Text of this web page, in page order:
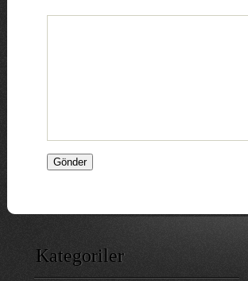
Kategoriler